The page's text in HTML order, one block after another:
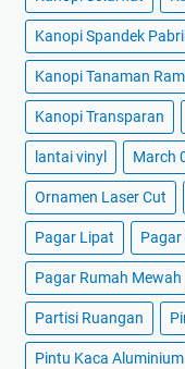
Kanopi Spandek
Kanopi Tanaman
Kanopi Transparan
lantai vinyl March
Ornamen Laser Cut
Pagar Lipat
Pagar Rumah Mewah
Partisi Ruangan
Pintu Kaca Aluminium